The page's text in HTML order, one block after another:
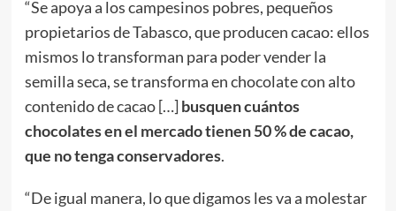
“Se apoya a los campesinos pobres, pequeños
propietarios de Tabasco, que producen cacao: ellos
mismos lo transforman para poder vender la
semilla seca, se transforma en chocolate con alto
contenido de cacao […]busquen cuántos
chocolates en el mercado tienen 50 % de cacao,
que no tenga conservadores.
“De igual manera, lo que digamos les va a molestar